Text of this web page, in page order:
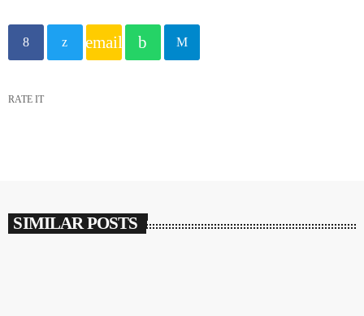
email
RATE IT
SIMILAR POSTS